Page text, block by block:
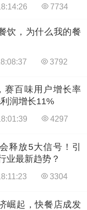
7734
饮，为什么我的餐
3792
赛百味用户增长率
润增长11%
4297
释放5大信号！引
业最新趋势？
3304
崛起，快餐店成发